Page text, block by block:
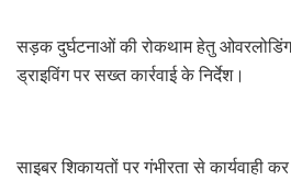
सड़क दुर्घटनाओं की रोकथाम हेतु
ड्राइविंग पर सख्त कार्रवाई के निर्देश।
साइबर शिकायतों पर गंभीरता से